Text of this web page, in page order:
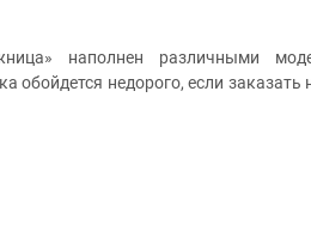
наполнен различными
обойдется недорого, если заказать